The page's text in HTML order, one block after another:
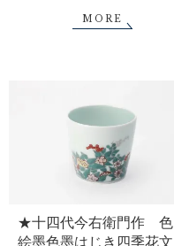
MORE
★十四代今右衛門作 色
絵墨色墨はじき四季花文